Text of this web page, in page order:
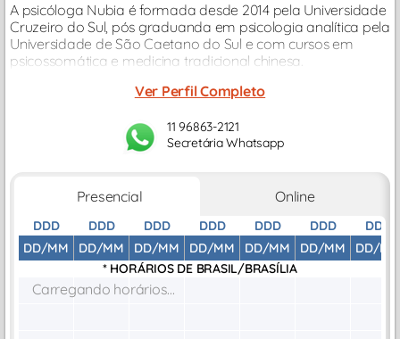
A psicóloga Nubia é formada desde 2014 pela Universidade
Cruzeiro do Sul, pós graduanda em psicologia analítica pela
Universidade de São Caetano do Sul e com cursos em
psicossomática e medicina tradicional chinesa.
Ver Perfil Completo
11 96863-2121
Secretária Whatsapp
Presencial Online
DDD
DD/MM
DDD
DD/MM
DDD
DD/MM
DDD
DD/MM
DDD
DD/MM
DDD
DD/MM
DDD
DD/MM
* HORÁRIOS DE BRASIL/BRASÍLIA
Carregando horários...